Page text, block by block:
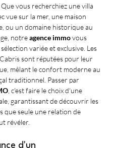
vous recherchiez une villa
vue sur la mer, une maison
ou un domaine historique au
notre agence immo vous
variée et exclusive. Les
sont réputées pour leur
mêlant le confort moderne au
traditionnel. Passer par
, c'est faire le choix d'une
garantissant de découvrir les
que seule une relation de
révéler.
d'un